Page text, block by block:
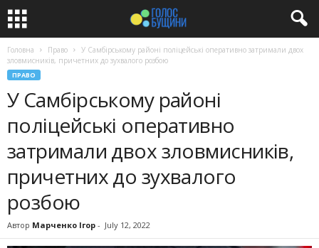
Головна Право
У Самбірському районі поліцейські оперативно затримали двох
зловмисників, причетних до зухвалого розбою
ПРАВО
У Самбірському районі
поліцейські оперативно
затримали двох зловмисників,
причетних до зухвалого
розбою
Автор Марченко Ігор - July 12, 2022